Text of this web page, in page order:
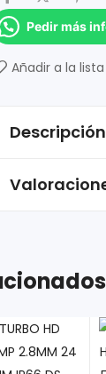
Pedir más
Añadir a la
Descripción